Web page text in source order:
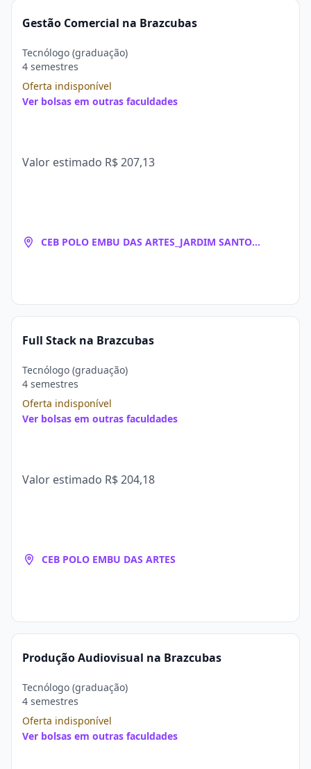
Gestão Comercial na Brazcubas
Tecnólogo (graduação)
4 semestres
Oferta indisponível
Ver bolsas em outras faculdades
Valor estimado R$ 207,13
CEB POLO EMBU DAS ARTES_JARDIM SANTO
Full Stack na Brazcubas
Tecnólogo (graduação)
4 semestres
Oferta indisponível
Ver bolsas em outras faculdades
Valor estimado R$ 204,18
CEB POLO EMBU DAS ARTES
Produção Audiovisual na Brazcubas
Tecnólogo (graduação)
4 semestres
Oferta indisponível
Ver bolsas em outras faculdades